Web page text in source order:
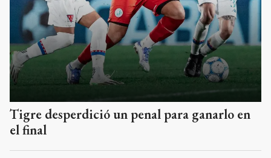
Tigre desperdició un penal para ganarlo en
el final